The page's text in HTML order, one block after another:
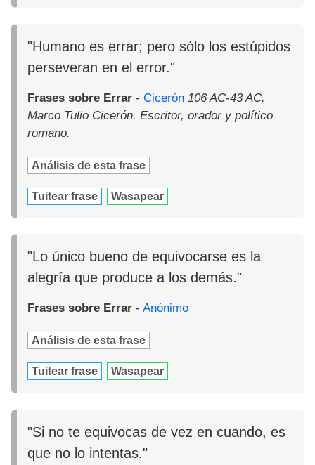
"Humano es errar; pero sólo los estúpidos
perseveran en el error."
Frases sobre Errar -Cicerón 106 AC-43 AC.
Marco Tulio Cicerón. Escritor, orador y político
romano.
Análisis de esta frase
Tuitear frase Wasapear
"Lo único bueno de equivocarse es la
alegría que produce a los demás."
Frases sobre Errar -Anónimo
Análisis de esta frase
Tuitear frase Wasapear
"Si no te equivocas de vez en cuando, es
que no lo intentas."